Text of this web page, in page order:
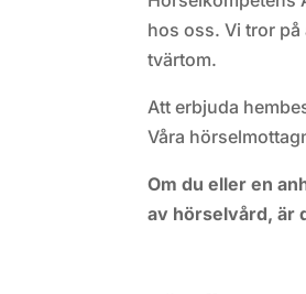
hos oss. Vi tror
tvärtom.
Att erbjuda
Våra
Om du eller en
av hörselvård, är